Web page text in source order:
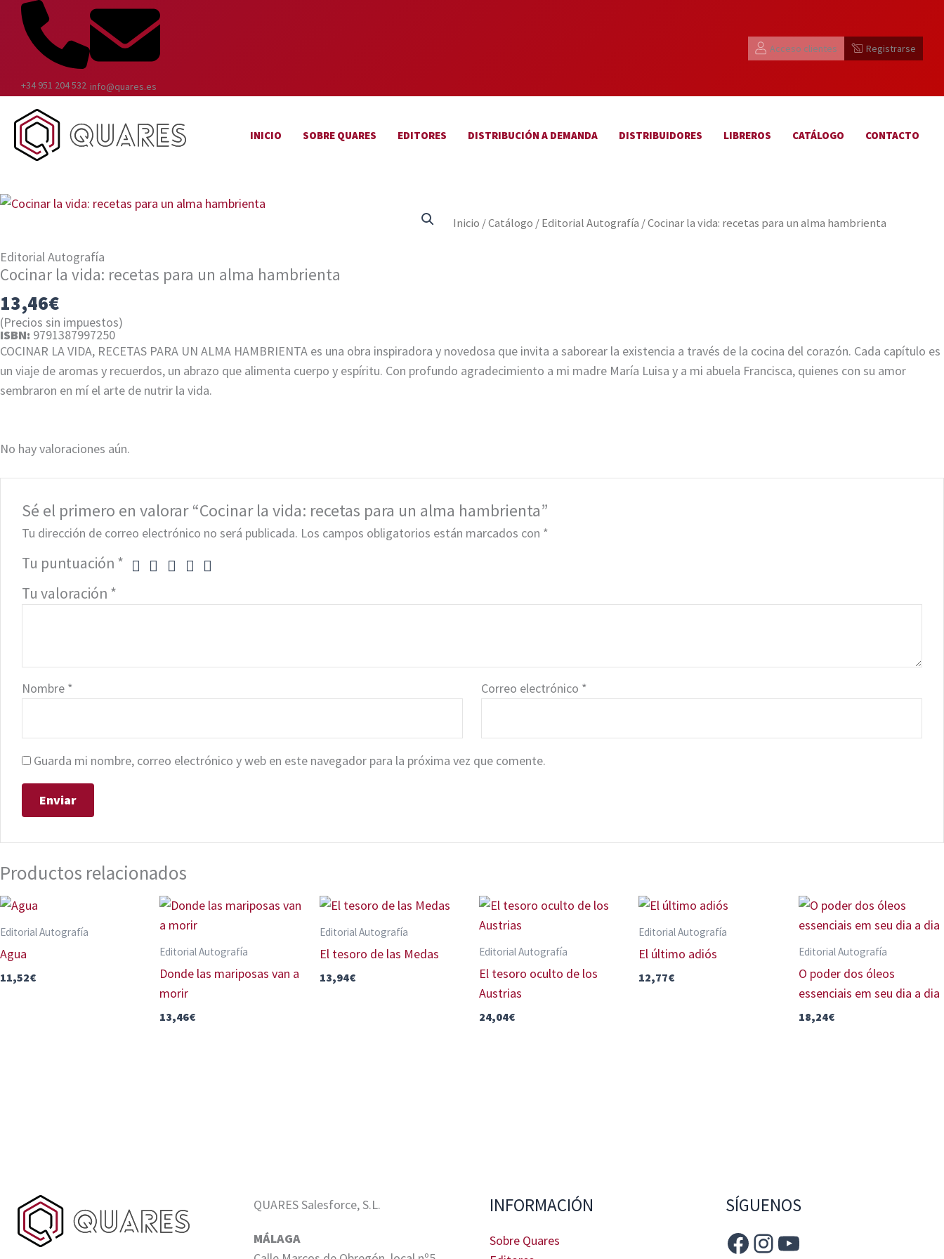
contenido
+34 951 204 532 info@quares.es
Acceso clientes Registrarse
INICIO SOBRE QUARES EDITORES DISTRIBUCIÓN A DEMANDA DISTRIBUIDORES LIBREROS CATÁLOGO CONTACTO
Inicio /Catálogo /Editorial Autografía / Cocinar la vida: recetas para un alma hambrienta
Editorial Autografía
Cocinar la vida: recetas para un alma hambrienta
13,46€
(Precios sin impuestos)
ISBN: 9791387997250
COCINAR LA VIDA, RECETAS PARA UN ALMA HAMBRIENTA es una obra inspiradora y novedosa que invita a saborear la existencia a través de la cocina del corazón. Cada capítulo es
un viaje de aromas y recuerdos, un abrazo que alimenta cuerpo y espíritu. Con profundo agradecimiento a mi madre María Luisa y a mi abuela Francisca, quienes con su amor
sembraron en mí el arte de nutrir la vida.
No hay valoraciones aún.
Sé el primero en valorar “Cocinar la vida: recetas para un alma hambrienta”
Tu dirección de correo electrónico no será publicada. Los campos obligatorios están marcados con *
Tu puntuación *
Tu valoración *
Nombre * Correo electrónico *
Guarda mi nombre, correo electrónico y web en este navegador para la próxima vez que comente.
Productos relacionados
Editorial Autografía
Agua
11,52€
Editorial Autografía
Donde las mariposas van a
morir
13,46€
Editorial Autografía
El tesoro de las Medas
13,94€
Editorial Autografía
El tesoro oculto de los
Austrias
24,04€
Editorial Autografía
El último adiós
12,77€
Editorial Autografía
O poder dos óleos
essenciais em seu dia a dia
18,24€
QUARES Salesforce, S.L.
MÁLAGA
INFORMACIÓN
Sobre Quares
SÍGUENOS